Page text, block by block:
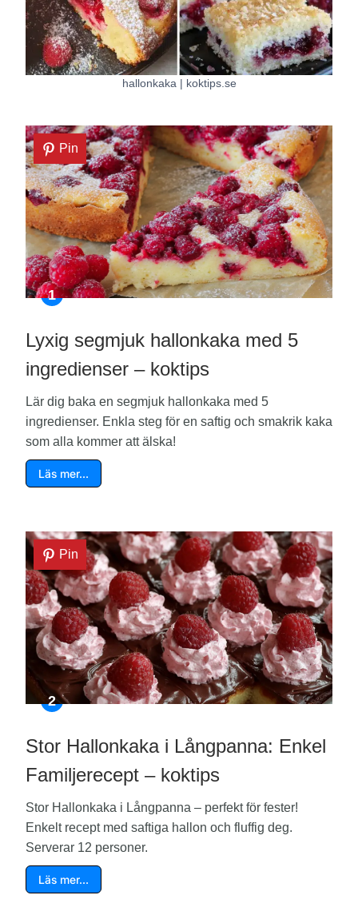
hallonkaka | koktips.se
Pin
Lyxig segmjuk hallonkaka med 5
ingredienser – koktips
Lär dig baka en segmjuk hallonkaka med 5
ingredienser. Enkla steg för en saftig och smakrik kaka
som alla kommer att älska!
Läs mer…
Pin
Stor Hallonkaka i Långpanna: Enkel
Familjerecept – koktips
Stor Hallonkaka i Långpanna – perfekt för fester!
Enkelt recept med saftiga hallon och fluffig deg.
Serverar 12 personer.
Läs mer…